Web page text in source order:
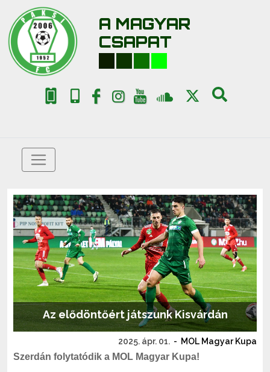
A MAGYAR
CSAPAT
Az elődöntőért játszunk Kisvárdán
2025. ápr. 01. - MOL Magyar Kupa
Szerdán folytatódik a MOL Magyar Kupa!